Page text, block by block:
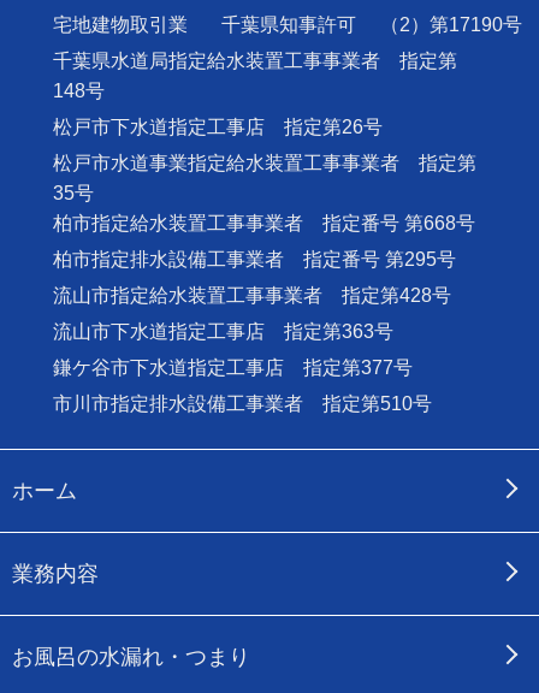
宅地建物取引業
千葉県知事許可
（2）第17190号
千葉県水道局指定給水装置工事事業者 指定第
148号
松戸市下水道指定工事店 指定第26号
松戸市水道事業指定給水装置工事事業者 指定第
35号
柏市指定給水装置工事事業者 指定番号 第668号
柏市指定排水設備工事業者 指定番号 第295号
流山市指定給水装置工事事業者 指定第428号
流山市下水道指定工事店 指定第363号
鎌ケ谷市下水道指定工事店 指定第377号
市川市指定排水設備工事業者 指定第510号
ホーム
業務内容
お風呂の水漏れ・つまり